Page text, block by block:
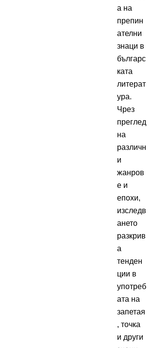
а на
препин
ателни
знаци в
българс
ката
литерат
ура.
Чрез
преглед
на
различн
и
жанров
е и
епохи,
изследв
ането
разкрив
а
тенден
ции в
употреб
ата на
запетая
, точка
и други